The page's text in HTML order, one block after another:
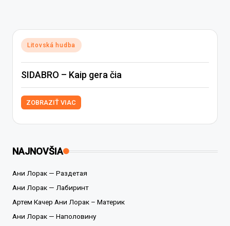
Posted
in
Litovská hudba
SIDABRO – Kaip gera čia
ZOBRAZIŤ VIAC
NAJNOVŠIA
Ани Лорак — Раздетая
Ани Лорак — Лабиринт
Артем Качер Ани Лорак – Материк
Ани Лорак — Наполовину